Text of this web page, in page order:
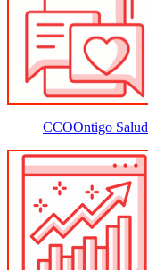
CCOOntigo Salud